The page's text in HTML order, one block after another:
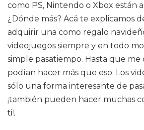
como PS, Nintendo o Xbox están
¿Dónde más? Acá te explicamos
adquirir una como regalo
videojuegos siempre y en todo
simple pasatiempo. Hasta que
podían hacer más que eso. Los
sólo una forma interesante de
¡también pueden hacer muchas
ti!.